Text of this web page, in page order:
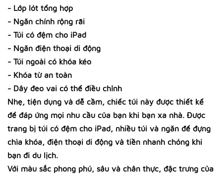
- Lớp lót tổng hợp
- Ngăn chính rộng rãi
- Túi có đệm cho iPad
- Ngăn điện thoại di động
- Túi ngoài có khóa kéo
- Khóa từ an toàn
- Dây đeo vai có thể điều chỉnh
Nhẹ, tiện dụng và dễ cầm, chiếc túi này được thiết kế
để đáp ứng mọi nhu cầu của bạn khi bạn xa nhà. Được
trang bị túi có đệm cho iPad, nhiều túi và ngăn để đựng
chìa khóa, điện thoại di động và tiền nhanh chóng khi
bạn đi du lịch.
Với màu sắc phong phú, sâu và chân thực, đặc trưng của